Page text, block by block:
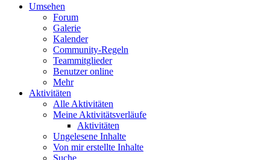
Umsehen
Forum
Galerie
Kalender
Community-Regeln
Teammitglieder
Benutzer online
Mehr
Aktivitäten
Alle Aktivitäten
Meine Aktivitätsverläufe
Aktivitäten
Ungelesene Inhalte
Von mir erstellte Inhalte
Suche